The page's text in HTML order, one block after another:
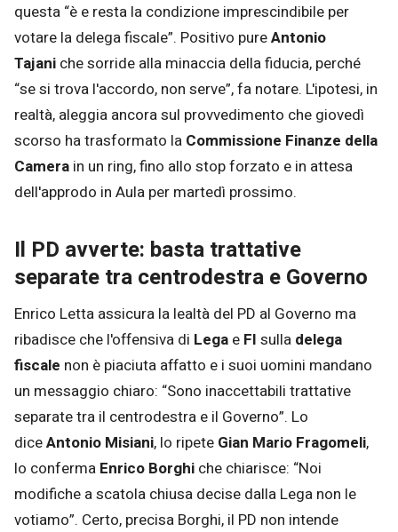
questa “è e resta la condizione imprescindibile per
votare la delega fiscale”. Positivo pureAntonio
Tajani che sorride alla minaccia della fiducia, perché
“se si trova l'accordo, non serve”, fa notare. L'ipotesi, in
realtà, aleggia ancora sul provvedimento che giovedì
scorso ha trasformato la Commissione Finanze della
Camera in un ring, fino allo stop forzato e in attesa
dell'approdo in Aula per martedì prossimo.
Il PD avverte: basta trattative
separate tra centrodestra e Governo
Enrico Letta assicura la lealtà del PD al Governo ma
ribadisce che l'offensiva di Lega e FI sulla delega
fiscale non è piaciuta affatto e i suoi uomini mandano
un messaggio chiaro: “Sono inaccettabili trattative
separate tra il centrodestra e il Governo”. Lo
diceAntonio Misiani, lo ripete Gian Mario Fragomeli,
lo conferma Enrico Borghi che chiarisce: “Noi
modifiche a scatola chiusa decise dalla Lega non le
votiamo”. Certo, precisa Borghi, il PD non intende